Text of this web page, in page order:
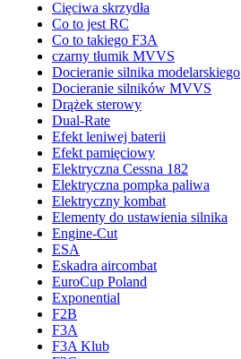
Cięciwa skrzydła
Co to jest RC
Co to takiego F3A
czarny tłumik MVVS
Docieranie silnika modelarskiego
Docieranie silników MVVS
Drążek sterowy
Dual-Rate
Efekt leniwej baterii
Efekt pamięciowy
Elektryczna Cessna 182
Elektryczna pompka paliwa
Elektryczny kombat
Elementy do ustawienia silnika
Engine-Cut
ESA
Eskadra aircombat
EuroCup Poland
Exponential
F2B
F3A
F3A Klub